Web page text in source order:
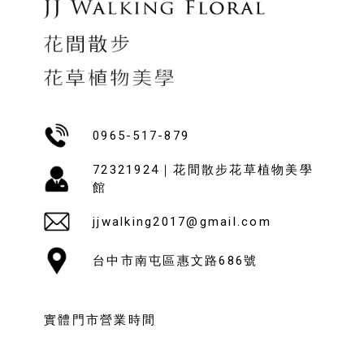
0965-517-879
72321924｜花間散步花草植物美學
館
jjwalking2017@gmail.com
台中市南屯區惠文路686號
實體門市營業時間